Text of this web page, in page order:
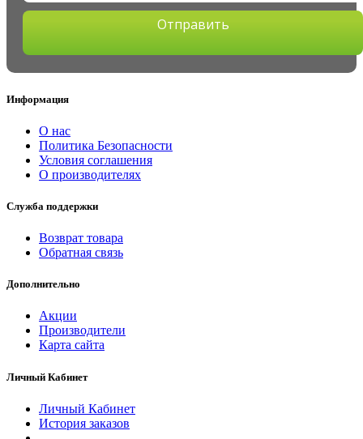
Отправить
Информация
О нас
Политика Безопасности
Условия соглашения
О производителях
Служба поддержки
Возврат товара
Обратная связь
Дополнительно
Акции
Производители
Карта сайта
Личный Кабинет
Личный Кабинет
История заказов